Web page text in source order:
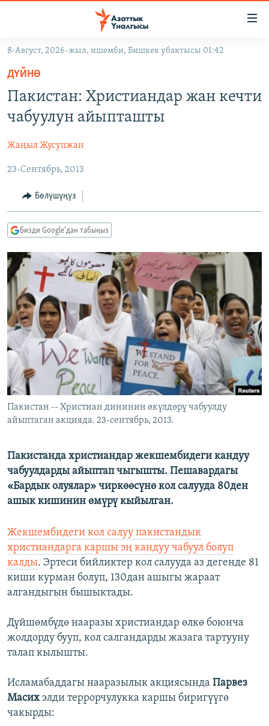
Навигацияга
өтүңүз
Издөөгө
салыңыз
ЖАҢЫЛЫКТАР
КЫРГЫЗСТАН
ЭКОНОМИКА
МАДАНИЯТ
ДҮЙНӨ
БОРБОР АЗИЯ
УКРАИНА
АТАЙЫН ИЛИКТӨӨ
ТВ ПРОГРАММАЛАР
БҮГҮН АЗАТТЫКТА
БИЗ ЖАНА ДҮЙНӨ
ДАНИСТЕ
ЭЖЕ-СИҢДИЛЕР
АЗАТТЫК+
ЫҢГАЙСЫЗ СУРООЛОР
ПОДКАСТ
ӨЗГӨЧӨ ПИКИР
ОНЛАЙН ШЕРИНЕ
ЭЕ/АРнун бардык сайттары
8-Август, 2026-жыл, ишемби, Бишкек убактысы 01:42
ДҮЙНӨ
Пакистан: Христиандар жан кечти
чабуулун айыпташты
Жаңыл Жусупжан
23-Сентябрь, 2013
Бөлүшүңүз
Бизди Google'дан табыңыз
Пакистан -- Христиан дининин өкүлдөрү чабуулду
айыптаган акцияда. 23-сентябрь, 2013.
Пакистанда христиандар жекшембидеги кандуу
чабуулдарды айыптап чыгышты. Пешавардагы
«Бардык олуялар» чиркөөсүнө кол салууда 80ден
ашык кишинин өмүрү кыйылган.
Жекшембидеги кол салуу пакистандык
христиандарга каршы эң кандуу чабуул болуп
калды. Эртеси бийликтер кол салууда аз дегенде 81
киши курман болуп, 130дан ашыгы жараат
алгандыгын бышыктады.
Дүйшөмбүдө нааразы христиандар өлкө боюнча
жолдорду бууп, кол салгандарды жазага тартууну
талап кылышты.
Исламабаддагы нааразылык акциясында Парвез
Масих элди террорчулукка каршы биригүүгө
чакырды: